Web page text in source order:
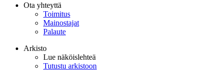
Ota yhteyttä
Toimitus
Mainostajat
Palaute
Arkisto
Lue näköislehteä
Tutustu arkistoon